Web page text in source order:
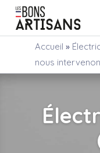
Accueil »
nous